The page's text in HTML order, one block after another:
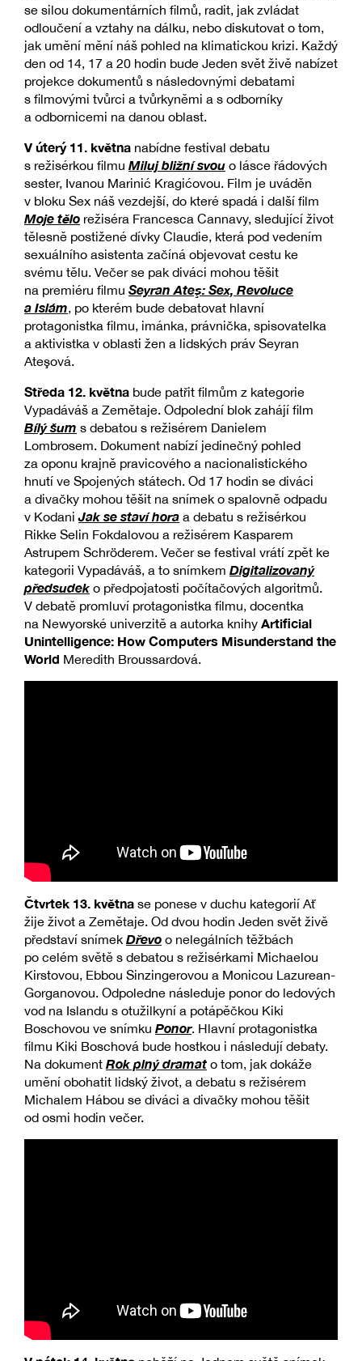
se silou dokumentárních filmů, radit, jak zvládat
odloučení a vztahy na dálku, nebo diskutovat o tom,
jak umění mění náš pohled na klimatickou krizi. Každý
den od 14, 17 a 20 hodin bude Jeden svět živě nabízet
projekce dokumentů s následovnými debatami
s filmovými tvůrci a tvůrkyněmi a s odborníky
a odbornicemi na danou oblast.
V úterý 11. května nabídne festival debatu
s režisérkou filmu Miluj bližní svou o lásce řádových
sester, Ivanou Marinić Kragićovou. Film je uváděn
v bloku Sex náš vezdejší, do které spadá i další film
Moje tělo režiséra Francesca Cannavy, sledující život
tělesně postižené dívky Claudie, která pod vedením
sexuálního asistenta začíná objevovat cestu ke
svému tělu. Večer se pak diváci mohou těšit
na premiéru filmu Seyran Ateş: Sex, Revoluce
a Islám, po kterém bude debatovat hlavní
protagonistka filmu, imánka, právnička, spisovatelka
a aktivistka v oblasti žen a lidských práv Seyran
Ateşová.
Středa 12. května bude patřit filmům z kategorie
Vypadáváš a Zemětaje. Odpolední blok zahájí film
Bílý šum s debatou s režisérem Danielem
Lombrosem. Dokument nabízí jedinečný pohled
za oponu krajně pravicového a nacionalistického
hnutí ve Spojených státech. Od 17 hodin se diváci
a divačky mohou těšit na snímek o spalovně odpadu
v KodaniJak se staví hora a debatu s režisérkou
Rikke Selin Fokdalovou a režisérem Kasparem
Astrupem Schröderem. Večer se festival vrátí zpět ke
kategorii Vypadáváš, a to snímkem Digitalizovaný
předsudek o předpojatosti počítačových algoritmů.
V debatě promluví protagonistka filmu, docentka
na Newyorské univerzitě a autorka knihy Artificial
Unintelligence: How Computers Misunderstand the
World Meredith Broussardová.
Čtvrtek 13. května se ponese v duchu kategorií Ať
žije život a Zemětaje. Od dvou hodin Jeden svět živě
představí snímek Dřevo o nelegálních těžbách
po celém světě s debatou s režisérkami Michaelou
Kirstovou, Ebbou Sinzingerovou a Monicou Lazurean-
Gorganovou. Odpoledne následuje ponor do ledových
vod na Islandu s otužilkyní a potápěčkou Kiki
Boschovou ve snímku Ponor. Hlavní protagonistka
filmu Kiki Boschová bude hostkou i následují debaty.
Na dokument Rok plný dramat o tom, jak dokáže
umění obohatit lidský život, a debatu s režisérem
Michalem Hábou se diváci a divačky mohou těšit
od osmi hodin večer.